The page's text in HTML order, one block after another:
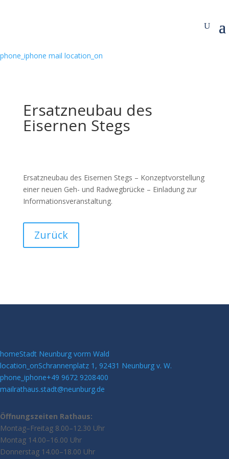
phone_iphone mail location_on
Ersatzneubau des
Eisernen Stegs
Ersatzneubau des Eisernen Stegs – Konzeptvorstellung
einer neuen Geh- und Radwegbrücke – Einladung zur
Informationsveranstaltung.
Zurück
homeStadt Neunburg vorm Wald
location_onSchrannenplatz 1, 92431 Neunburg v. W.
phone_iphone+49 9672 9208400
mailrathaus.stadt@neunburg.de
Öffnungszeiten Rathaus:
Montag–Freitag 8.00–12.30 Uhr
Montag 14.00–16.00 Uhr
Donnerstag 14.00–18.00 Uhr